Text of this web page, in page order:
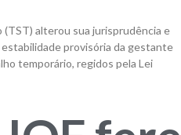
alterou sua jurisprudência e
provisória da gestante
temporário, regidos pela Lei